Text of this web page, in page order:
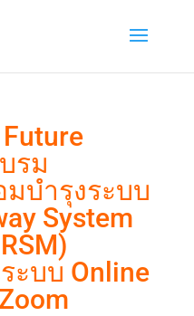
รม
บำรุงระบบ
System
ะบบ Online